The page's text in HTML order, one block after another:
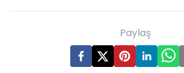
Paylaş